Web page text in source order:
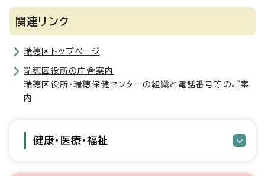
関連リンク
瑞穂区トップページ
瑞穂区役所の庁舎案内
瑞穂区役所・瑞穂保健センターの組織と電話番号等のご案
内
健康・医療・福祉